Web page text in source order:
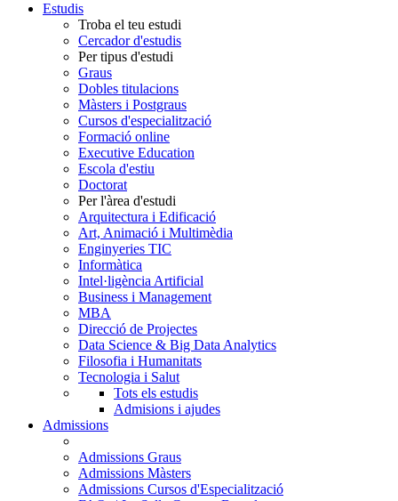
Estudis
Troba el teu estudi
Cercador d'estudis
Per tipus d'estudi
Graus
Dobles titulacions
Màsters i Postgraus
Cursos d'especialització
Formació online
Executive Education
Escola d'estiu
Doctorat
Per l'àrea d'estudi
Arquitectura i Edificació
Art, Animació i Multimèdia
Enginyeries TIC
Informàtica
Intel·ligència Artificial
Business i Management
MBA
Direcció de Projectes
Data Science & Big Data Analytics
Filosofia i Humanitats
Tecnologia i Salut
Tots els estudis
Admisions i ajudes
Admissions
Admissions Graus
Admissions Màsters
Admissions Cursos d'Especialització